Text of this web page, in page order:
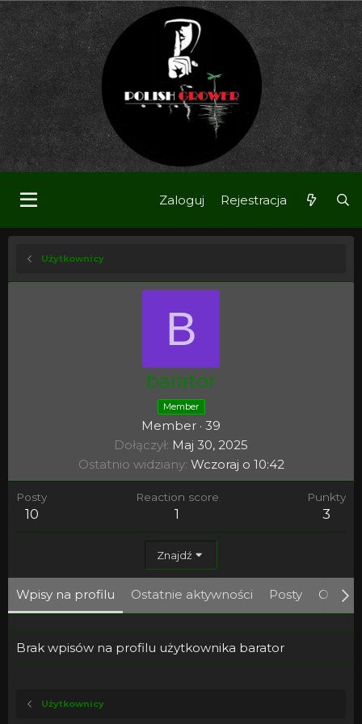
Zaloguj Rejestracja
Użytkownicy
B
barator
Member
Member · 39
Dołączył Maj 30, 2025
Ostatnio widziany Wczoraj o 10:42
Posty
10
Reaction score
1
Punkty
3
Znajdź
Wpisy na profilu Ostatnie aktywności Posty O
Brak wpisów na profilu użytkownika barator
Użytkownicy